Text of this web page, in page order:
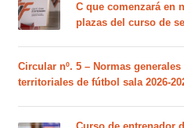
C que comenzará en
plazas del curso de
Circular nº. 5 – Normas
territoriales de fútbol sala 2026-